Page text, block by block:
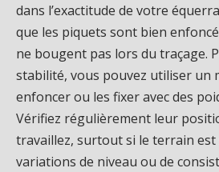
dans l’exactitude de votre
que les piquets sont bien
ne bougent pas lors du traçage.
stabilité, vous pouvez utiliser un
enfoncer ou les fixer avec des
Vérifiez régulièrement leur
travaillez, surtout si le terrain est
variations de niveau ou de